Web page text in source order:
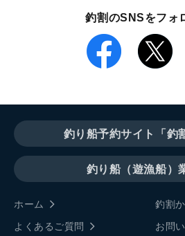
釣割のSNSをフォ
釣り船予約サイト「釣
釣り船（遊漁船）
ホーム
釣割
よくあるご質問
お問